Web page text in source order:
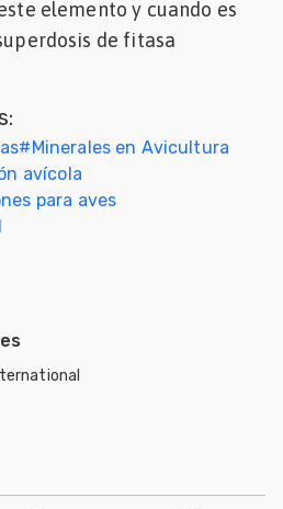
elemento y cuando es
de fitasa
# Minerales en Avicultura
avícola
para aves